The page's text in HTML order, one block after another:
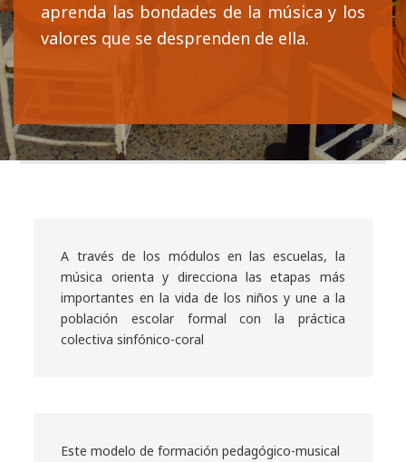
aprenda las bondades de la música y los
valores que se desprenden de ella.
A través de los módulos en las escuelas, la
música orienta y direcciona las etapas más
importantes en la vida de los niños y une a la
población escolar formal con la práctica
colectiva sinfónico-coral
Este modelo de formación pedagógico-musical